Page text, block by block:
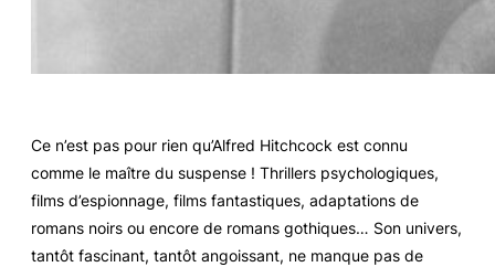
Ce n’est pas pour rien qu’Alfred Hitchcock est connu
comme le maître du suspense ! Thrillers psychologiques,
films d’espionnage, films fantastiques, adaptations de
romans noirs ou encore de romans gothiques… Son univers,
tantôt fascinant, tantôt angoissant, ne manque pas de